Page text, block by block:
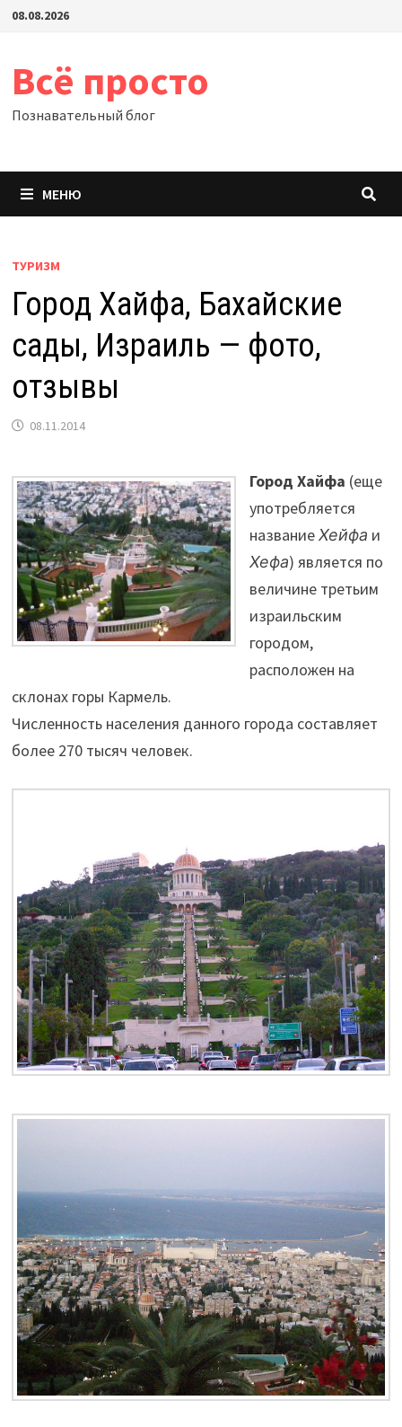
Перейти
08.08.2026
Всё просто
Познавательный блог
МЕНЮ
ТУРИЗМ
Город Хайфа, Бахайские
сады, Израиль — фото,
отзывы
08.11.2014
Город Хайфа (еще
употребляется
названиеХейфа и
Хефа) является по
величине третьим
израильским
городом,
расположен на
склонах горы Кармель.
Численность населения данного города составляет
более 270 тысяч человек.